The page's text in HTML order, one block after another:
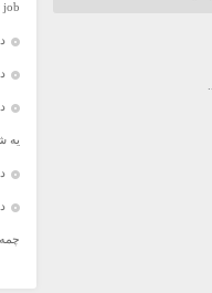
job
یه
چمه